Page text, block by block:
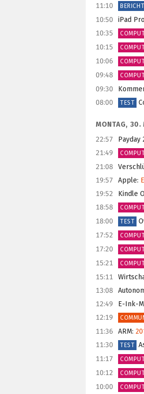
11:10 BERICHT
10:50 iPad
10:35
10:15
10:06
09:48
09:30
08:00 TEST
MONTAG, 30.
22:57
Payday
21:49
21:08
19:57 Apple:
19:52 Kindle
18:58
18:00 TEST
17:52
17:20
15:21
15:11
13:08
12:49 E-Ink-
12:19
11:36 ARM:
11:30 TEST
11:17
10:12
10:00